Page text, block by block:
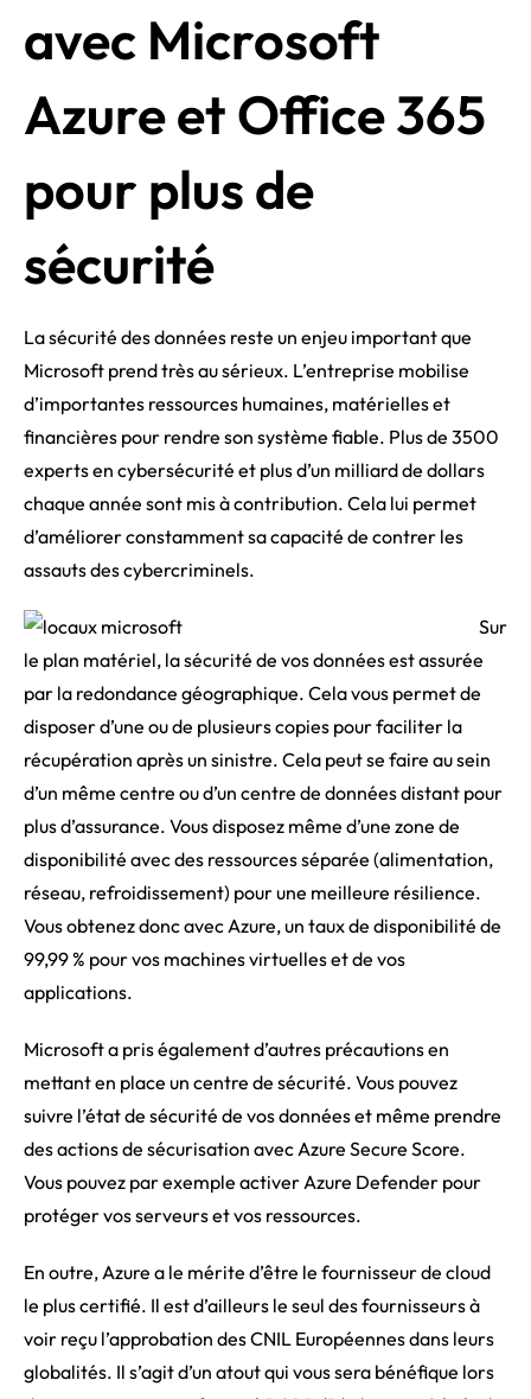
avec Microsoft
Azure et Office 365
pour plus de
sécurité
La sécurité des données reste un enjeu important que
Microsoft prend très au sérieux. L’entreprise mobilise
d’importantes ressources humaines, matérielles et
financières pour rendre son système fiable. Plus de 3500
experts en cybersécurité et plus d’un milliard de dollars
chaque année sont mis à contribution. Cela lui permet
d’améliorer constamment sa capacité de contrer les
assauts des cybercriminels.
Sur
le plan matériel, la sécurité de vos données est assurée
par la redondance géographique. Cela vous permet de
disposer d’une ou de plusieurs copies pour faciliter la
récupération après un sinistre. Cela peut se faire au sein
d’un même centre ou d’un centre de données distant pour
plus d’assurance. Vous disposez même d’une zone de
disponibilité avec des ressources séparée (alimentation,
réseau, refroidissement) pour une meilleure résilience.
Vous obtenez donc avec Azure, un taux de disponibilité de
99,99 % pour vos machines virtuelles et de vos
applications.
Microsoft a pris également d’autres précautions en
mettant en place un centre de sécurité. Vous pouvez
suivre l’état de sécurité de vos données et même prendre
des actions de sécurisation avec Azure Secure Score.
Vous pouvez par exemple activer Azure Defender pour
protéger vos serveurs et vos ressources.
En outre, Azure a le mérite d’être le fournisseur de cloud
le plus certifié. Il est d’ailleurs le seul des fournisseurs à
voir reçu l’approbation des CNIL Européennes dans leurs
globalités. Il s’agit d’un atout qui vous sera bénéfique lors